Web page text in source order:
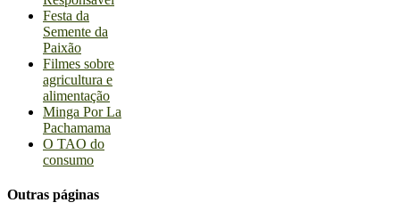
Festa da
Semente da
Paixão
Filmes sobre
agricultura e
alimentação
Minga Por La
Pachamama
O TAO do
consumo
Outras páginas